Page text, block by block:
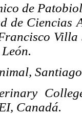
de
de Ciencias
Canadá.